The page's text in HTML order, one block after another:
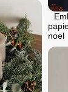
noel